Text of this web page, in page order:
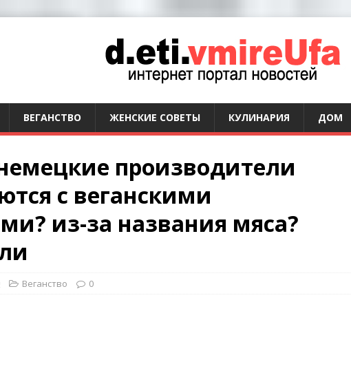
ВЕГАНСТВО ЖЕНСКИЕ СОВЕТЫ КУЛИНАРИЯ ДОМ
производители
с веганскими
из-за названия мяса?
Веганство 0